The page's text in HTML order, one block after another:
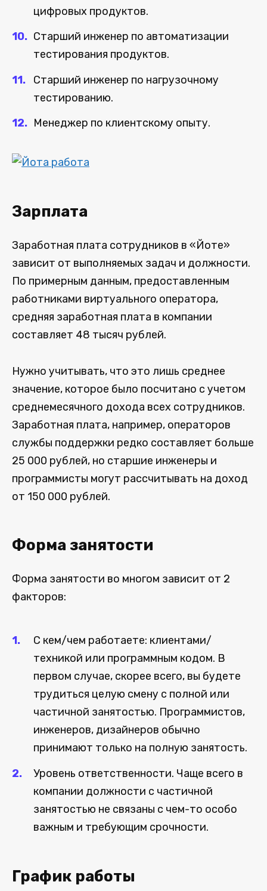
цифровых продуктов.
Старший инженер по автоматизации
тестирования продуктов.
Старший инженер по нагрузочному
тестированию.
Менеджер по клиентскому опыту.
Зарплата
Заработная плата сотрудников в «Йоте»
зависит от выполняемых задач и должности.
По примерным данным, предоставленным
работниками виртуального оператора,
средняя заработная плата в компании
составляет 48 тысяч рублей.
Нужно учитывать, что это лишь среднее
значение, которое было посчитано с учетом
среднемесячного дохода всех сотрудников.
Заработная плата, например, операторов
службы поддержки редко составляет больше
25 000 рублей, но старшие инженеры и
программисты могут рассчитывать на доход
от 150 000 рублей.
Форма занятости
Форма занятости во многом зависит от 2
факторов:
С кем/чем работаете: клиентами/
техникой или программным кодом. В
первом случае, скорее всего, вы будете
трудиться целую смену с полной или
частичной занятостью. Программистов,
инженеров, дизайнеров обычно
принимают только на полную занятость.
Уровень ответственности. Чаще всего в
компании должности с частичной
занятостью не связаны с чем-то особо
важным и требующим срочности.
График работы